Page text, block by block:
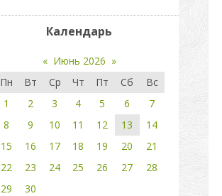
Календарь
« Июнь 2026 »
Пн
Вт Ср Чт Пт Сб
Вс
1
2 3 4 5 6
7
8
9 10 11 12 13
14
15
16 17 18 19 20
21
22
23 24 25 26 27
28
29
30